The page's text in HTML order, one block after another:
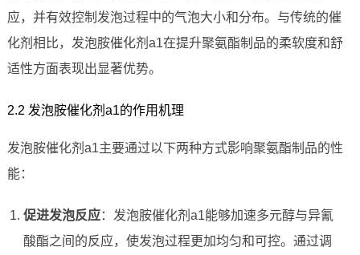
应，并有效控制发泡过程中的气泡大小和分布。与传统的催
化剂相比，发泡胺催化剂a1在提升聚氨酯制品的柔软度和舒
适性方面表现出显著优势。
2.2 发泡胺催化剂a1的作用机理
发泡胺催化剂a1主要通过以下两种方式影响聚氨酯制品的性
能：
促进发泡反应：发泡胺催化剂a1能够加速多元醇与异氰
酸酯之间的反应，使发泡过程更加均匀和可控。通过调